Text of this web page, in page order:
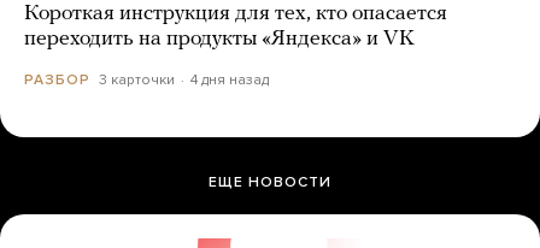
Короткая инструкция для тех, кто опасается
переходить на продукты «Яндекса» и VK
РАЗБОР 3 карточки 4 дня назад
ЕЩЕ НОВОСТИ